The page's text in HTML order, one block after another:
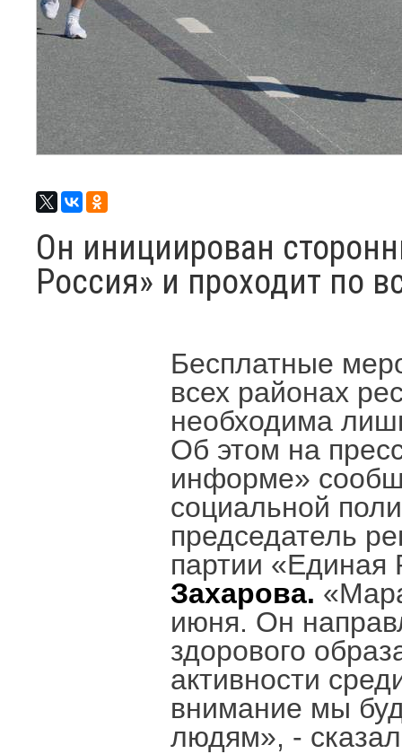
Он инициирован
Россия» и проходит по
Бесплатные
всех районах
необходима
Об этом на
информе»
социальной
председатель
партии
Захарова.
июня. Он
здорового
активности
внимание мы
людям», -